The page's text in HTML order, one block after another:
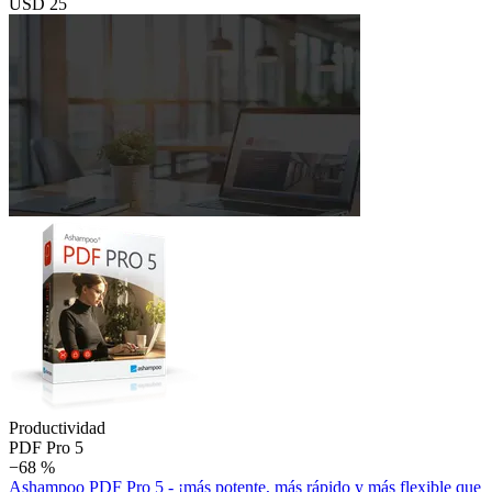
Productividad
PDF Pro 5
−68 %
Ashampoo PDF Pro 5 - ¡más potente, más rápido y más flexible que